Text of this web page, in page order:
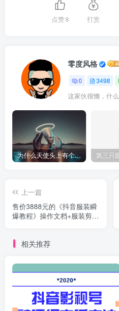
点赞8 打赏
零度风格
0 3498
这家伙很懒，什
为什么天使头上有个圈？ 第三只
上一篇
售价3888元的《抖音服装瞬
爆教程》操作文档+服装剪辑
相关推荐